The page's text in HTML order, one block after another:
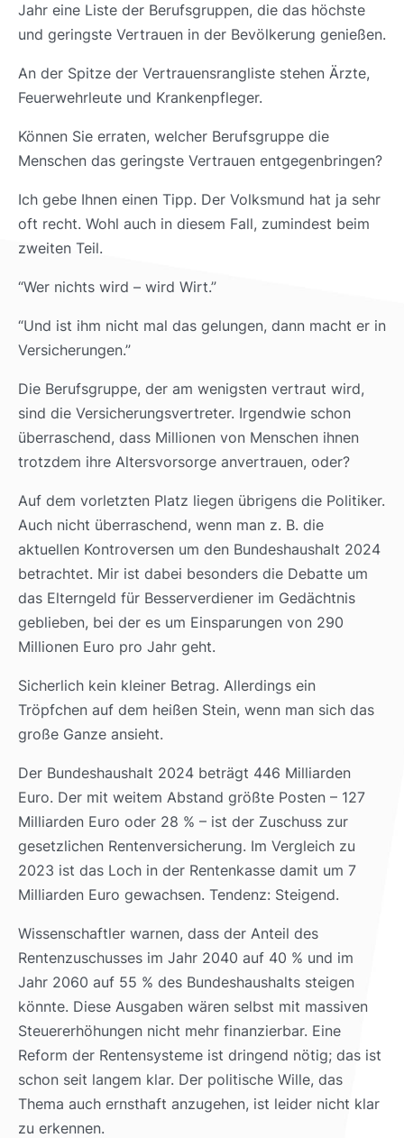
Jahr eine Liste der Berufsgruppen, die das höchste
und geringste Vertrauen in der Bevölkerung genießen.
An der Spitze der Vertrauensrangliste stehen Ärzte,
Feuerwehrleute und Krankenpfleger.
Können Sie erraten, welcher Berufsgruppe die
Menschen das geringste Vertrauen entgegenbringen?
Ich gebe Ihnen einen Tipp. Der Volksmund hat ja sehr
oft recht. Wohl auch in diesem Fall, zumindest beim
zweiten Teil.
“Wer nichts wird – wird Wirt.”
“Und ist ihm nicht mal das gelungen, dann macht er in
Versicherungen.”
Die Berufsgruppe, der am wenigsten vertraut wird,
sind die Versicherungsvertreter. Irgendwie schon
überraschend, dass Millionen von Menschen ihnen
trotzdem ihre Altersvorsorge anvertrauen, oder?
Auf dem vorletzten Platz liegen übrigens die Politiker.
Auch nicht überraschend, wenn man z. B. die
aktuellen Kontroversen um den Bundeshaushalt 2024
betrachtet. Mir ist dabei besonders die Debatte um
das Elterngeld für Besserverdiener im Gedächtnis
geblieben, bei der es um Einsparungen von 290
Millionen Euro pro Jahr geht.
Sicherlich kein kleiner Betrag. Allerdings ein
Tröpfchen auf dem heißen Stein, wenn man sich das
große Ganze ansieht.
Der Bundeshaushalt 2024 beträgt 446 Milliarden
Euro. Der mit weitem Abstand größte Posten – 127
Milliarden Euro oder 28 % – ist der Zuschuss zur
gesetzlichen Rentenversicherung. Im Vergleich zu
2023 ist das Loch in der Rentenkasse damit um 7
Milliarden Euro gewachsen. Tendenz: Steigend.
Wissenschaftler warnen, dass der Anteil des
Rentenzuschusses im Jahr 2040 auf 40 % und im
Jahr 2060 auf 55 % des Bundeshaushalts steigen
könnte. Diese Ausgaben wären selbst mit massiven
Steuererhöhungen nicht mehr finanzierbar. Eine
Reform der Rentensysteme ist dringend nötig; das ist
schon seit langem klar. Der politische Wille, das
Thema auch ernsthaft anzugehen, ist leider nicht klar
zu erkennen.